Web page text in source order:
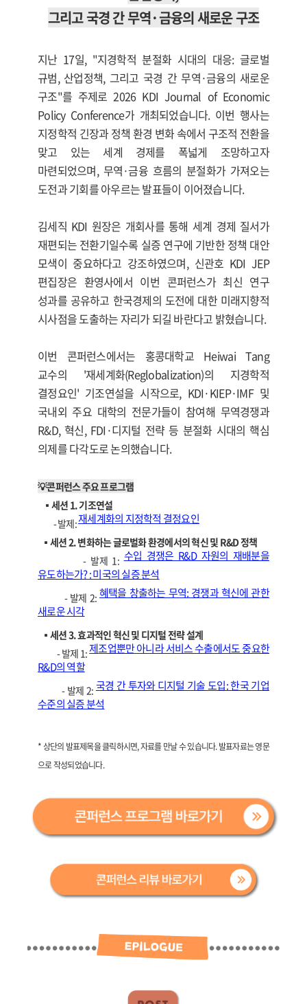
그리고 국경 간 무역·금융의 새로운 구조
지난 17일, "지경학적 분절화 시대의 대응: 글로벌
규범, 산업정책, 그리고 국경 간 무역·금융의 새로운
구조"를 주제로 2026 KDI Journal of Economic
Policy Conference가 개최되었습니다. 이번 행사는
지정학적 긴장과 정책 환경 변화 속에서 구조적 전환을
맞고 있는 세계 경제를 폭넓게 조망하고자
마련되었으며, 무역·금융 흐름의 분절화가 가져오는
도전과 기회를 아우르는 발표들이 이어졌습니다.
김세직 KDI 원장은 개회사를 통해 세계 경제 질서가
재편되는 전환기일수록 실증 연구에 기반한 정책 대안
모색이 중요하다고 강조하였으며, 신관호 KDI JEP
편집장은 환영사에서 이번 콘퍼런스가 최신 연구
성과를 공유하고 한국경제의 도전에 대한 미래지향적
시사점을 도출하는 자리가 되길 바란다고 밝혔습니다.
이번 콘퍼런스에서는 홍콩대학교 Heiwai Tang
교수의 '재세계화(Reglobalization)의 지경학적
결정요인' 기조연설을 시작으로, KDI·KIEP·IMF 및
국내외 주요 대학의 전문가들이 참여해 무역경쟁과
R&D, 혁신, FDI·디지털 전략 등 분절화 시대의 핵심
의제를 다각도로 논의했습니다.
💡콘퍼런스 주요 프로그램
▪️세션 1. 기조연설
- 발제:재세계화의 지정학적 결정요인
▪️세션 2. 변화하는 글로벌화 환경에서의 혁신 및 R&D 정책
- 발제 1:수입 경쟁은 R&D 자원의 재배분을
유도하는가? : 미국의 실증 분석
- 발제 2: 혜택을 창출하는 무역: 경쟁과 혁신에 관한
새로운 시각
▪️세션 3. 효과적인 혁신 및 디지털 전략 설계
- 발제 1:제조업뿐만 아니라 서비스 수출에서도 중요한
R&D의 역할
- 발제 2:국경 간 투자와 디지털 기술 도입: 한국 기업
수준의 실증 분석
* 상단의 발표제목을 클릭하시면, 자료를 만날 수 있습니다. 발표자료는 영문
으로 작성되었습니다.